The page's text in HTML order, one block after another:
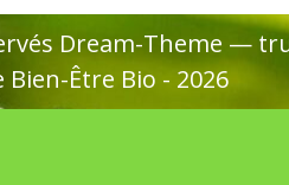
Dream-Theme —
Bien-Être Bio - 2026